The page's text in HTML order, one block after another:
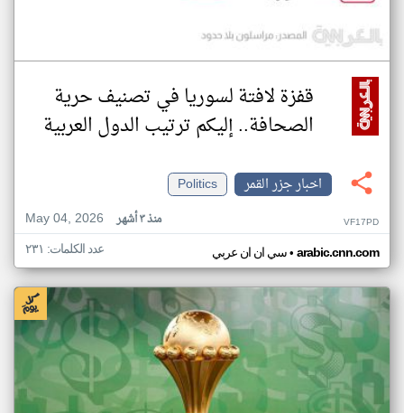
قفزة لافتة لسوريا في تصنيف حرية
الصحافة.. إليكم ترتيب الدول العربية
اخبار جزر القمر
Politics
May 04, 2026
منذ ٣ أشهر VF17PD
سي ان ان عربي• arabic.cnn.com عدد الكلمات: ٢٣١